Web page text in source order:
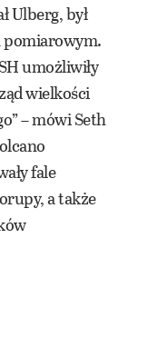
Ulberg, był
pomiarowym.
umożliwiły
wielkości
– mówi Seth
fale
a także